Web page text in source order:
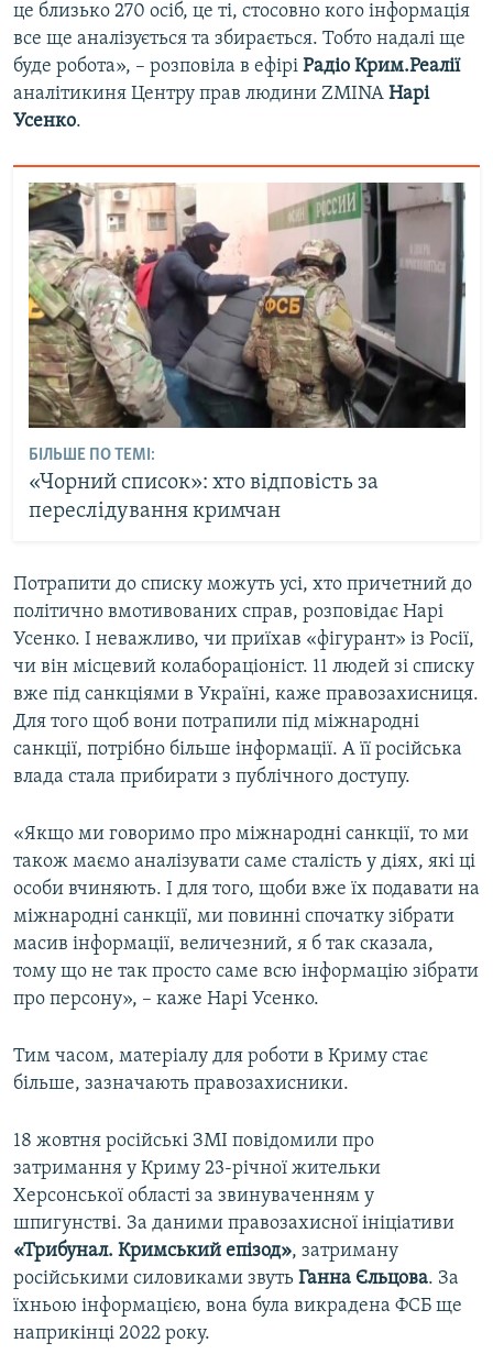
це близько 270 осіб, це ті, стосовно кого інформація
все ще аналізується та збирається. Тобто надалі ще
буде робота», – розповіла в ефірі Радіо Крим.Реалії
аналітикиня Центру прав людини ZMINA Нарі
Усенко.
БІЛЬШЕ ПО ТЕМІ:
«Чорний список»: хто відповість за
переслідування кримчан
Потрапити до списку можуть усі, хто причетний до
політично вмотивованих справ, розповідає Нарі
Усенко. І неважливо, чи приїхав «фігурант» із Росії,
чи він місцевий колабораціоніст. 11 людей зі списку
вже під санкціями в Україні, каже правозахисниця.
Для того щоб вони потрапили під міжнародні
санкції, потрібно більше інформації. А її російська
влада стала прибирати з публічного доступу.
«Якщо ми говоримо про міжнародні санкції, то ми
також маємо аналізувати саме сталість у діях, які ці
особи вчиняють. І для того, щоби вже їх подавати на
міжнародні санкції, ми повинні спочатку зібрати
масив інформації, величезний, я б так сказала,
тому що не так просто саме всю інформацію зібрати
про персону», – каже Нарі Усенко.
Тим часом, матеріалу для роботи в Криму стає
більше, зазначають правозахисники.
18 жовтня російські ЗМІ повідомили про
затримання у Криму 23-річної жительки
Херсонської області за звинуваченням у
шпигунстві. За даними правозахисної ініціативи
«Трибунал. Кримський епізод», затриману
російськими силовиками звуть Ганна Єльцова. За
їхньою інформацією, вона була викрадена ФСБ ще
наприкінці 2022 року.